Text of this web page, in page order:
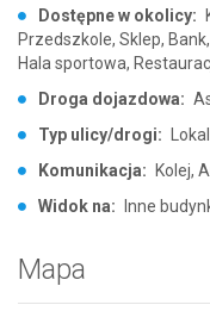
Dostępne w okolicy:
Przedszkole, Sklep,
Hala sportowa,
Droga dojazdowa:
Typ ulicy/drogi:
Komunikacja: Kolej,
Widok na: Inne
Mapa